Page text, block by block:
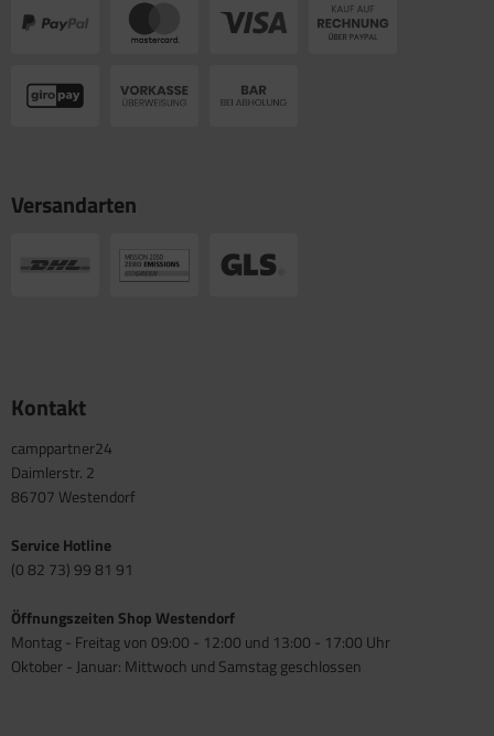
Versandarten
Kontakt
camppartner24
Daimlerstr. 2
86707 Westendorf
Service Hotline
(0 82 73) 99 81 91
Öffnungszeiten Shop Westendorf
Montag - Freitag von 09:00 - 12:00 und 13:00 - 17:00 Uhr
Oktober - Januar: Mittwoch und Samstag geschlossen